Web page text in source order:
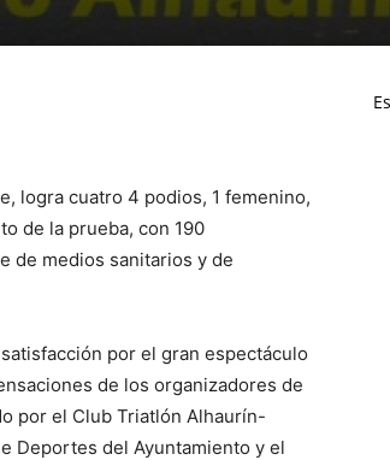
logra cuatro 4 podios, 1 femenino,
de la prueba, con 190
de medios sanitarios y de
por el gran espectáculo
de los organizadores de
por el Club Triatlón Alhaurín-
Deportes del Ayuntamiento y el